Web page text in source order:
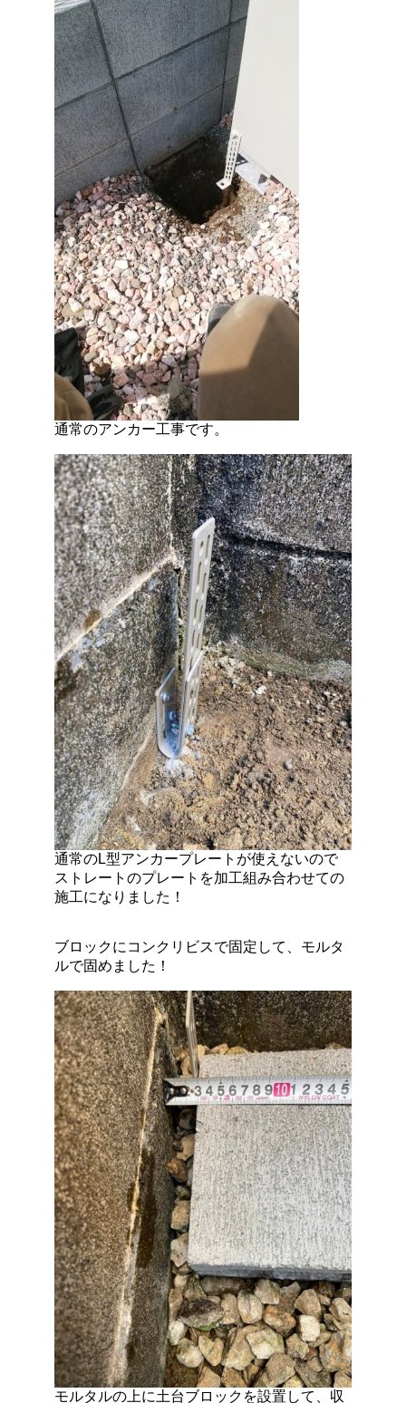
通常のアンカー工事です。
通常のL型アンカープレートが使えないので
ストレートのプレートを加工組み合わせての
施工になりました！
ブロックにコンクリビスで固定して、モルタ
ルで固めました！
モルタルの上に土台ブロックを設置して、収